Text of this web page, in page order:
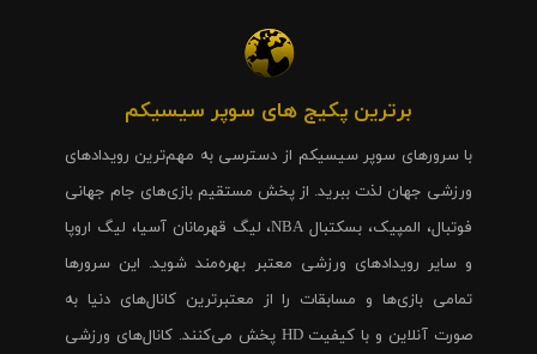
برترین پکیج های سوپر سیسیکم
با سرورهای سوپر سیسیکم از دسترسی به مهم‌ترین رویدادهای
ورزشی جهان لذت ببرید. از پخش مستقیم بازی‌های جام جهانی
فوتبال، المپیک، بسکتبال NBA، لیگ قهرمانان آسیا، لیگ اروپا
و سایر رویدادهای ورزشی معتبر بهره‌مند شوید. این سرورها
تمامی بازی‌ها و مسابقات را از معتبرترین کانال‌های دنیا به
صورت آنلاین و با کیفیت HD پخش می‌کنند. کانال‌های ورزشی